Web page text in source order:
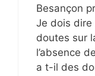
Besançon
Je dois dire
doutes sur
l’absence
a t-il des